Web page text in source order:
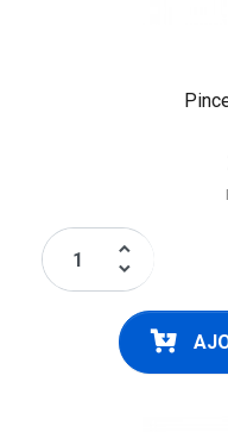
keyboard_arrow_up
keyboard_arrow_down